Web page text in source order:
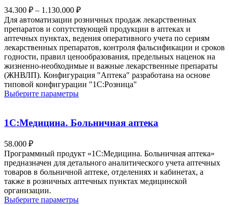
Опции
можно
выбрать
на
странице
товара.
34.300 ₽ – 1.130.000 ₽Диапазон
цен:
34.300 ₽
–
1.130.000 ₽
Для автоматизации розничных продаж лекарственных
препаратов и сопутствующей продукции в аптеках и
аптечных пунктах, ведения оперативного учета по сериям
лекарственных препаратов, контроля фальсификации и сроков
годности, правил ценообразования, предельных наценок на
жизненно-необходимые и важные лекарственные препараты
(ЖНВЛП). Конфигурация "Аптека" разработана на основе
типовой конфигурации "1С:Розница"
Выберите параметрыЭтот
несколько
вариаций.
выбрать
на
странице
товара.
1С:Медицина. Больничная аптека
58.000 ₽
Программный продукт «1C:Медицина. Больничная аптека»
предназначен для детального аналитического учета аптечных
товаров в больничной аптеке, отделениях и кабинетах, а
также в розничных аптечных пунктах медицинской
организации.
Выберите параметрыЭтот